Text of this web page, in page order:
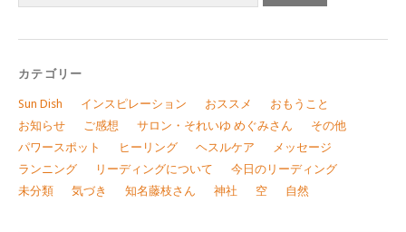
カテゴリー
Sun Dish インスピレーション おススメ
おもうこと
お知らせ
ご感想 サロン・それいゆ めぐみさん
その他
パワースポット
ヒーリング ヘスルケア
メッセージ
ランニング
リーディングについて
今日のリーディング
未分類
気づき 知名藤枝さん 神社 空 自然